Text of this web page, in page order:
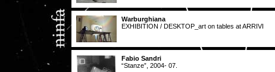
Warburghiana
EXHIBITION / DESKTOP_art on tables at ARRIVI
Fabio Sandri
“Stanze”, 2004- 07.